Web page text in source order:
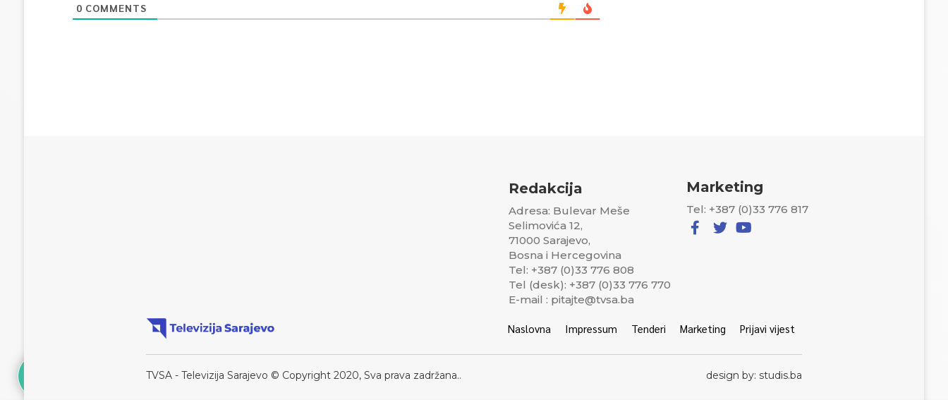
0 COMMENTS
Redakcija
Adresa: Bulevar Meše
Selimovića 12,
71000 Sarajevo,
Bosna i Hercegovina
Tel: +387 (0)33 776 808
Tel (desk): +387 (0)33 776 770
E-mail : pitajte@tvsa.ba
Marketing
Tel: +387 (0)33 776 817
Naslovna Impressum Tenderi Marketing Prijavi vijest
TVSA - Televizija Sarajevo © Copyright 2020, Sva prava zadržana.. design by: studis.ba